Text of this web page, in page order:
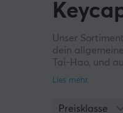
Unser
dein
Tai-Hao, und
brauchst nicht
Preisklasse